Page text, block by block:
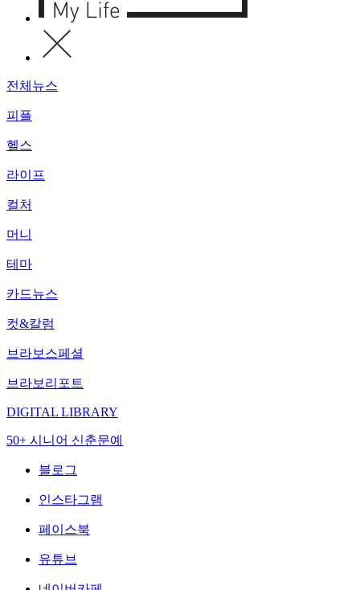
전체뉴스
피플
헬스
라이프
컬처
머니
테마
카드뉴스
컷&칼럼
브라보스페셜
브라보리포트
DIGITAL LIBRARY
50+ 시니어 신춘문예
블로그
인스타그램
페이스북
유튜브